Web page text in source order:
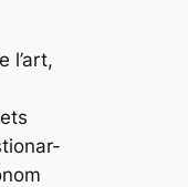
l’art,